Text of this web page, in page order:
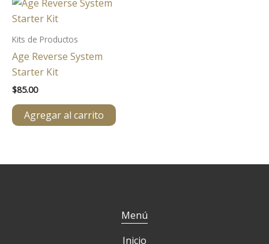
Kits de Productos
Age Reverse System
Starter Kit
$85.00
Agregar al carrito
Menú
Inicio